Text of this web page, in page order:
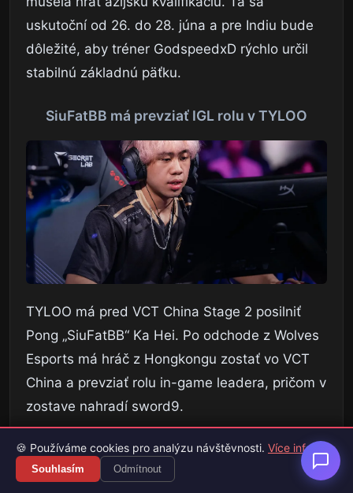
uskutoční od 26. do 28. júna a pre Indiu bude
dôležité, aby tréner GodspeedxD rýchlo určil
stabilnú základnú päťku.
SiuFatBB má prevziať IGL rolu v TYLOO
TYLOO má pred VCT China Stage 2 posilniť
Pong „SiuFatBB“ Ka Hei. Po odchode z Wolves
Esports má hráč z Hongkongu zostať vo VCT
China a prevziať rolu in-game leadera, pričom v
zostave nahradí sword9.
TYLOO sa dlhodobo pohybuje v strede
tabuľky, ale stále má šancu bojovať o
🍪 Používáme cookies pro analýzu návštěvnosti. Více info
Souhlasím Odmítnout